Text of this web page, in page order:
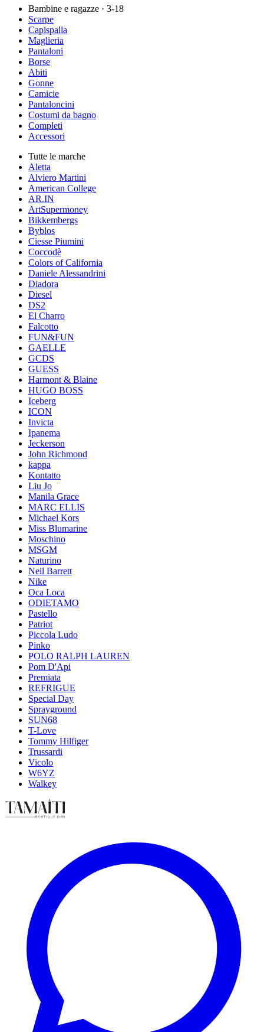
Bambine e ragazze · 3-18
Scarpe
Capispalla
Maglieria
Pantaloni
Borse
Abiti
Gonne
Camicie
Pantaloncini
Costumi da bagno
Completi
Accessori
Tutte le marche
Aletta
Alviero Martini
American College
AR.IN
ArtSupermoney
Bikkembergs
Byblos
Ciesse Piumini
Coccodè
Colors of California
Daniele Alessandrini
Diadora
Diesel
DS2
El Charro
Falcotto
FUN&FUN
GAELLE
GCDS
GUESS
Harmont & Blaine
HUGO BOSS
Iceberg
ICON
Invicta
Ipanema
Jeckerson
John Richmond
kappa
Kontatto
Liu Jo
Manila Grace
MARC ELLIS
Michael Kors
Miss Blumarine
Moschino
MSGM
Naturino
Neil Barrett
Nike
Oca Loca
ODIETAMO
Pastello
Patriot
Piccola Ludo
Pinko
POLO RALPH LAUREN
Pom D'Api
Premiata
REFRIGUE
Special Day
Sprayground
SUN68
T-Love
Tommy Hilfiger
Trussardi
Vicolo
W6YZ
Walkey